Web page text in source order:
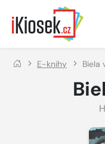
Přejít na hlavní obsah
E-knihy Biela